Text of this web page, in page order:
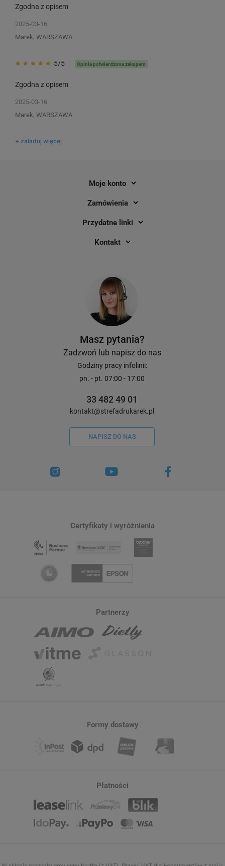
25,56 zł
Zgodna z opisem
2025-03-16
Marek, WARSZAWA
5/5 Opinia potwierdzona zakupem
Zgodna z opisem
2025-03-16
Marek, WARSZAWA
+ załaduj więcej
Moje konto
Zamówienia
Przydatne linki
Kontakt
Masz pytania?
Zadzwoń lub napisz do nas
Godziny pracy infolinii:
pn. - pt. 07:00 - 17:00
33 482 49 01
kontakt@strefadrukarek.pl
NAPISZ DO NAS
Certyfikaty i wyróżnienia
Partnerzy
Formy dostawy
Płatności